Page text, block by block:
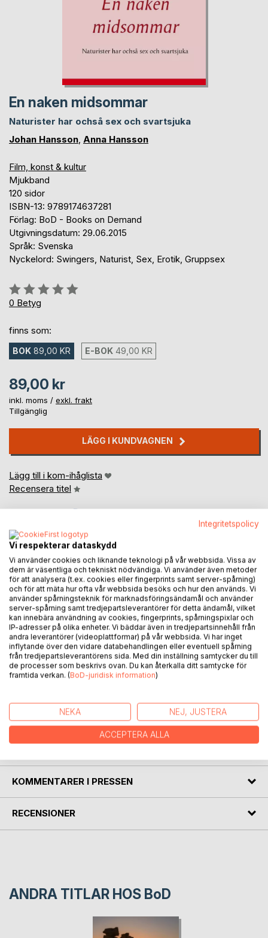
En naken midsommar
Naturister har ochså sex och svartsjuka
Johan Hansson, Anna Hansson
Film, konst & kultur
Mjukband
120 sidor
ISBN-13: 9789174637281
Förlag: BoD - Books on Demand
Utgivningsdatum: 29.06.2015
Språk: Svenska
Nyckelord: Swingers, Naturist, Sex, Erotik, Gruppsex
Betyg::
0%
0 Betyg
finns som:
BOK 89,00 KR E-BOK 49,00 KR
89,00 kr
inkl. moms / exkl. frakt
Tillgänglig
LÄGG I KUNDVAGNEN
Lägg till i kom-ihåglista
Recensera titel
BESKRIVNING
Naturister har också sex! Fantastisk spännande och
varierad sex!!
Naturister i allmänhet är trevliga, öppen sinnade och trygga i
sig själva. Att även de har härligt sex är en självklarhet.
Denna roman handlar om spännande sexmöten, intriger
Njut av sommaren eller få något att se fram emot under
vintermörkret!
KOMMENTARER I PRESSEN
RECENSIONER
ANDRA TITLAR HOS BoD
Integritetspolicy
Vi respekterar dataskydd
Vi använder cookies och liknande teknologi på vår webbsida. Vissa av
dem är väsentliga och tekniskt nödvändiga. Vi använder även metoder
för att analysera (t.ex. cookies eller fingerprints samt server-spårning)
och för att mäta hur ofta vår webbsida besöks och hur den används. Vi
använder spårningsteknik för marknadsföringsändamål och använder
server-spårning samt tredjepartsleverantörer för detta ändamål, vilket
kan innebära användning av cookies, fingerprints, spårningspixlar och
IP-adresser på olika enheter. Vi bäddar även in tredjepartsinnehåll från
andra leverantörer (videoplattformar) på vår webbsida. Vi har inget
inflytande över den vidare databehandlingen eller eventuell spårning
från tredjepartsleverantörens sida. Med din inställning samtycker du till
de processer som beskrivs ovan. Du kan återkalla ditt samtycke för
framtida verkan. (BoD-juridisk information)
NEKA NEJ, JUSTERA
ACCEPTERA ALLA